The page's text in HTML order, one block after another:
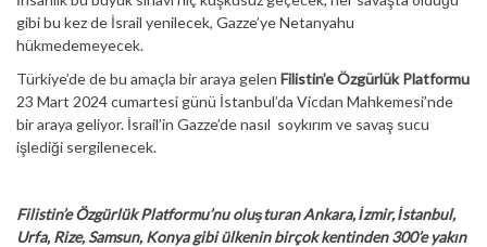
gibi bu kez de İsrail yenilecek, Gazze’ye Netanyahu
hükmedemeyecek.
Türkiye’de de bu amaçla bir araya gelen Filistin’e Özgürlük Platformu
23 Mart 2024 cumartesi günü İstanbul’da Vicdan Mahkemesi’nde
bir araya geliyor. İsrail’in Gazze’de nasıl soykırım ve savaş sucu
işlediği sergilenecek.
Filistin’e Özgürlük Platformu’nu oluşturan Ankara, İzmir, İstanbul,
Urfa, Rize, Samsun, Konya gibi ülkenin birçok kentinden 300’e yakın